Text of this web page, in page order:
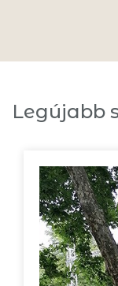
Legújabb